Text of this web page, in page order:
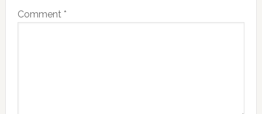
Comment *